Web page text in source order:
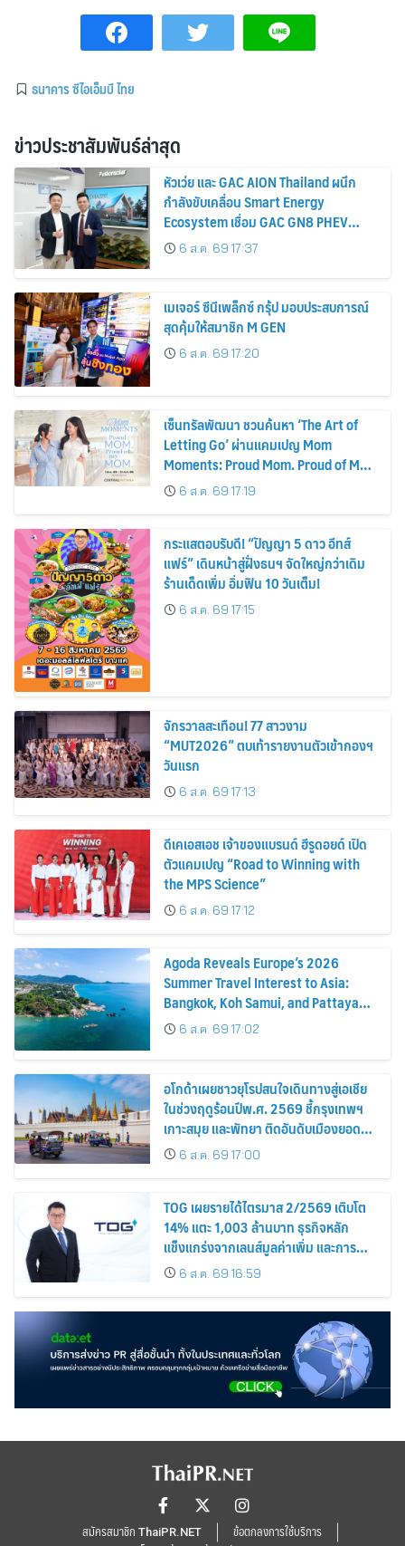
ธนาคาร ซีไอเอ็มบี ไทย
ข่าวประชาสัมพันธ์ล่าสุด
หัวเว่ย และ GAC AION Thailand ผนึก
กำลังขับเคลื่อน Smart Energy
Ecosystem เชื่อม GAC GN8 PHEV
รถยนต์ MPV ระดับพรีเมียม เข้ากับ
พลังงานแสงอาทิตย์ภายในบ้าน
6 ส.ค. 69 17:37
เมเจอร์ ซีนีเพล็กซ์ กรุ้ป มอบประสบการณ์
สุดคุ้มให้สมาชิก M GEN
6 ส.ค. 69 17:20
เซ็นทรัลพัฒนา ชวนค้นหา ‘The Art of
Letting Go’ ผ่านแคมเปญ Mom
Moments: Proud Mom. Proud of My
Mom.6 ส.ค. 69 17:19
กระแสตอบรับดี! “ปัญญา 5 ดาว อีทส์
แฟร์” เดินหน้าสู่ฝั่งธนฯ จัดใหญ่กว่าเดิม
ร้านเด็ดเพิ่ม อิ่มฟิน 10 วันเต็ม!
6 ส.ค. 69 17:15
จักรวาลสะเทือน! 77 สาวงาม
“MUT2026” ตบเท้ารายงานตัวเข้ากองฯ
วันแรก
6 ส.ค. 69 17:13
ดีเคเอสเอช เจ้าของแบรนด์ ฮีรูดอยด์ เปิด
ตัวแคมเปญ “Road to Winning with
the MPS Science”
6 ส.ค. 69 17:12
Agoda Reveals Europe’s 2026
Summer Travel Interest to Asia:
Bangkok, Koh Samui, and Pattaya
Among the Top Cities
6 ส.ค. 69 17:02
อโกด้าเผยชาวยุโรปสนใจเดินทางสู่เอเชีย
ในช่วงฤดูร้อนปีพ.ศ. 2569 ชี้กรุงเทพฯ
เกาะสมุย และพัทยา ติดอันดับเมืองยอด
นิยม6 ส.ค. 69 17:00
TOG เผยรายได้ไตรมาส 2/2569 เติบโต
14% แตะ 1,003 ล้านบาท ธุรกิจหลัก
แข็งแกร่งจากเลนส์มูลค่าเพิ่ม และการ
ขยายตลาดต่างประเทศ พร้อมเดินหน้า
ลงทุนเพื่อการเติบโตระยะยาว
6 ส.ค. 69 16:59
สมัครสมาชิก ThaiPR.NET
ข้อตกลงการใช้บริการ